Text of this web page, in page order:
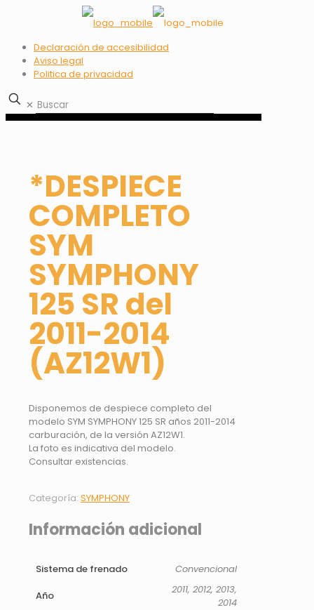
Declaración de accesibilidad
Aviso legal
Politica de privacidad
✕
*DESPIECE
COMPLETO
SYM
SYMPHONY
125 SR del
2011-2014
(AZ12W1)
Disponemos de despiece completo del
modelo SYM SYMPHONY 125 SR años 2011-2014
carburación, de la versión AZ12W1.
La foto es indicativa del modelo.
Consultar existencias.
Categoría: SYMPHONY
Información adicional
Sistema de frenado
Convencional
Año
2011, 2012, 2013,
2014